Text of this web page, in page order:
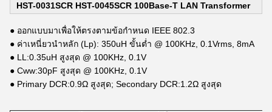
HST-0031SCR HST-0045SCR 100Base-T LAN Transformer
● ออกแบบมาเพื่อให้ตรงตามข้อกำหนด IEEE 802.3
● ค่าเหนี่ยวนำหลัก (Lp): 350uH ขั้นต่ำ @ 100KHz, 0.1Vrms, 8mA
● LL:0.35uH สูงสุด @ 100KHz, 0.1V
● Cww:30pF สูงสุด @ 100KHz, 0.1V
● Primary DCR:0.9Ω สูงสุด; Secondary DCR:1.2Ω สูงสุด